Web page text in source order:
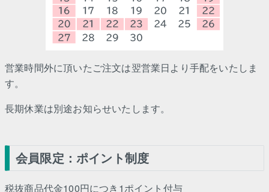
営業時間外に頂いたご注文は翌営業日より手配をいたしま
す。
長期休業は別途お知らせいたします。
会員限定：ポイント制度
税抜商品代金100円につき1ポイント付与